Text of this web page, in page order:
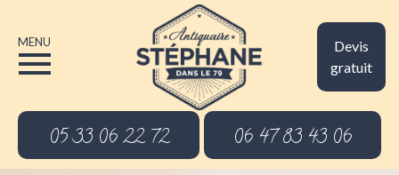
Devis
gratuit
MENU
05 33 06 22 72 06 47 83 43 06